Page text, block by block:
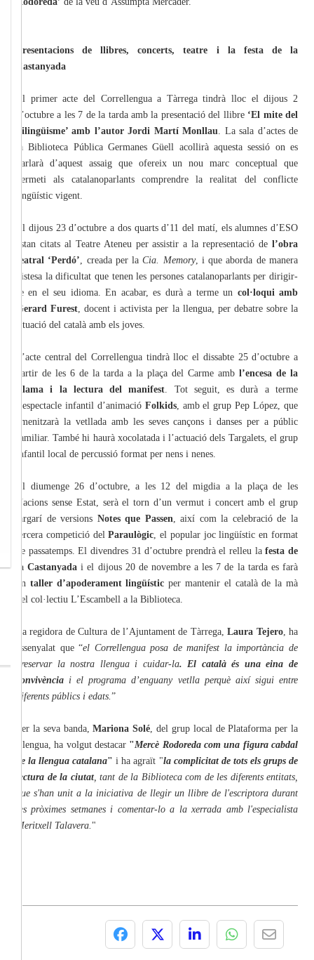
Presentacions de llibres, concerts, teatre i la festa de la
Castanyada
El primer acte del Correllengua a Tàrrega tindrà lloc el dijous 2
d’octubre a les 7 de la tarda amb la presentació del llibre ‘El mite del
bilingüisme’ amb l’autor Jordi Martí Monllau. La sala d’actes de
la Biblioteca Pública Germanes Güell acollirà aquesta sessió on es
parlarà d’aquest assaig que ofereix un nou marc conceptual que
permeti als catalanoparlants comprendre la realitat del conflicte
lingüístic vigent.
El dijous 23 d’octubre a dos quarts d’11 del matí, els alumnes d’ESO
estan citats al Teatre Ateneu per assistir a la representació de l’obra
teatral ‘Perdó’, creada per laCia. Memory, i que aborda de manera
distesa la dificultat que tenen les persones catalanoparlants per dirigir-
se en el seu idioma. En acabar, es durà a terme un col·loqui amb
Gerard Furest, docent i activista per la llengua, per debatre sobre la
situació del català amb els joves.
L’acte central del Correllengua tindrà lloc el dissabte 25 d’octubre a
partir de les 6 de la tarda a la plaça del Carme amb l’encesa de la
Flama i la lectura del manifest. Tot seguit, es durà a terme
l’espectacle infantil d’animació Folkids, amb el grup Pep López, que
amenitzarà la vetllada amb les seves cançons i danses per a públic
familiar. També hi haurà xocolatada i l’actuació dels Targalets, el grup
infantil local de percussió format per nens i nenes.
El diumenge 26 d’octubre, a les 12 del migdia a la plaça de les
Nacions sense Estat, serà el torn d’un vermut i concert amb el grup
targarí de versions Notes que Passen, així com la celebració de la
tercera competició delParaulògic, el popular joc lingüístic en format
de passatemps. El divendres 31 d’octubre prendrà el relleu lafesta de
la Castanyadai el dijous 20 de novembre a les 7 de la tarda es farà
un taller d’apoderament lingüístic per mantenir el català de la mà
del col·lectiu L’Escambell a la Biblioteca.
La regidora de Cultura de l’Ajuntament de Tàrrega,Laura Tejero, ha
assenyalat que “el Correllengua posa de manifest la importància de
preservar la nostra llengua i cuidar-la. El català és una eina de
convivència i el programa d’enguany vetlla perquè així sigui entre
diferents públics i edats.”
Per la seva banda,Mariona Solé, del grup local de Plataforma per la
Llengua, ha volgut destacar "Mercè Rodoreda com una figura cabdal
de la llengua catalana" i ha agraït "la complicitat de tots els grups de
lectura de la ciutat, tant de la Biblioteca com de les diferents entitats,
que s'han unit a la iniciativa de llegir un llibre de l'escriptora durant
les pròximes setmanes i comentar-lo a la xerrada amb l'especialista
Meritxell Talavera. "